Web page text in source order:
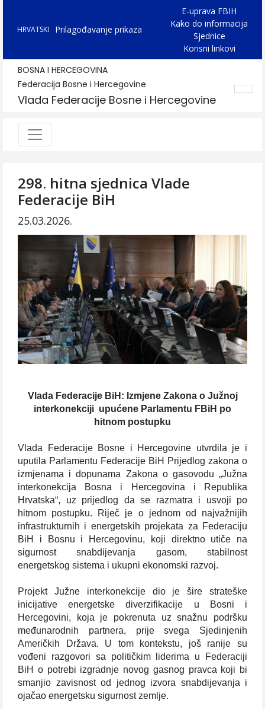
HRVATSKI Prilagođavanje prikaza
E-uprava FBIH
Kako do informacija
Sjednice
Korisni linkovi
BOSNA I HERCEGOVINA
Federacija Bosne i Hercegovine
Vlada Federacije Bosne i Hercegovine
298. hitna sjednica Vlade
Federacije BiH
25.03.2026.
Vlada Federacije BiH: Izmjene Zakona o Južnoj
interkonekciji upućene Parlamentu FBiH po
hitnom postupku
Vlada Federacije Bosne i Hercegovine utvrdila je i
uputila Parlamentu Federacije BiH Prijedlog zakona o
izmjenama i dopunama Zakona o gasovodu „Južna
interkonekcija Bosna i Hercegovina i Republika
Hrvatska“, uz prijedlog da se razmatra i usvoji po
hitnom postupku. Riječ je o jednom od najvažnijih
infrastrukturnih i energetskih projekata za Federaciju
BiH i Bosnu i Hercegovinu, koji direktno utiče na
sigurnost snabdijevanja gasom, stabilnost
energetskog sistema i ukupni ekonomski razvoj.
Projekt Južne interkonekcije dio je šire strateške
inicijative energetske diverzifikacije u Bosni i
Hercegovini, koja je pokrenuta uz snažnu podršku
međunarodnih partnera, prije svega Sjedinjenih
Američkih Država. U tom kontekstu, još ranije su
vođeni razgovori sa političkim liderima u Federaciji
BiH o potrebi izgradnje novog gasnog pravca koji bi
smanjio zavisnost od jednog izvora snabdijevanja i
ojačao energetsku sigurnost zemlje.